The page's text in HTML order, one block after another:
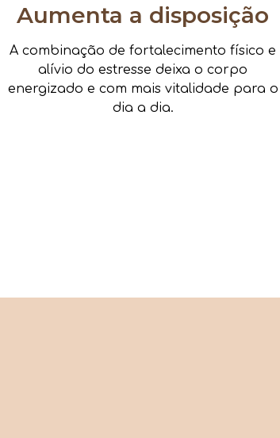
Aumenta a disposição
A combinação de fortalecimento físico e
alívio do estresse deixa o corpo
energizado e com mais vitalidade para o
dia a dia.